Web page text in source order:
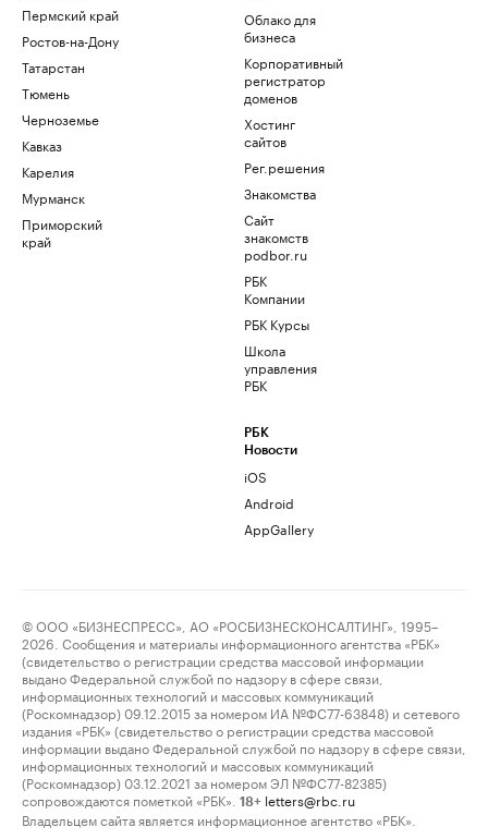
Пермский край
Ростов-на-Дону
Татарстан
Тюмень
Черноземье
Кавказ
Карелия
Мурманск
Приморский
край
Облако для
бизнеса
Корпоративный
регистратор
доменов
Хостинг
сайтов
Рег.решения
Знакомства
Сайт
знакомств
podbor.ru
РБК
Компании
РБК Курсы
Школа
управления
РБК
РБК
Новости
iOS
Android
AppGallery
© ООО «БИЗНЕСПРЕСС», АО «РОСБИЗНЕСКОНСАЛТИНГ», 1995–
2026. Сообщения и материалы информационного агентства «РБК»
(свидетельство о регистрации средства массовой информации
выдано Федеральной службой по надзору в сфере связи,
информационных технологий и массовых коммуникаций
(Роскомнадзор) 09.12.2015 за номером ИА №ФС77-63848) и сетевого
издания «РБК» (свидетельство о регистрации средства массовой
информации выдано Федеральной службой по надзору в сфере связи,
информационных технологий и массовых коммуникаций
(Роскомнадзор) 03.12.2021 за номером ЭЛ №ФС77-82385)
сопровождаются пометкой «РБК».
18+ letters@rbc.ru
Владельцем сайта является информационное агентство «РБК».